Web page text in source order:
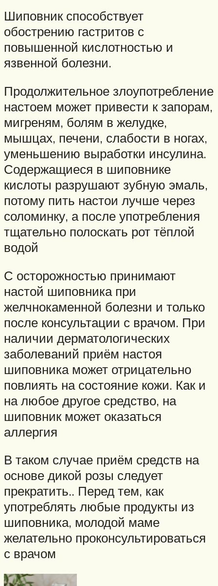
Шиповник способствует
обострению гастритов с
повышенной кислотностью и
язвенной болезни.
Продолжительное злоупотребление
настоем может привести к запорам,
мигреням, болям в желудке,
мышцах, печени, слабости в ногах,
уменьшению выработки инсулина.
Содержащиеся в шиповнике
кислоты разрушают зубную эмаль,
потому пить настои лучше через
соломинку, а после употребления
тщательно полоскать рот тёплой
водой
С осторожностью принимают
настой шиповника при
желчнокаменной болезни и только
после консультации с врачом. При
наличии дерматологических
заболеваний приём настоя
шиповника может отрицательно
повлиять на состояние кожи. Как и
на любое другое средство, на
шиповник может оказаться
аллергия
В таком случае приём средств на
основе дикой розы следует
прекратить.. Перед тем, как
употреблять любые продукты из
шиповника, молодой маме
желательно проконсультироваться
с врачом